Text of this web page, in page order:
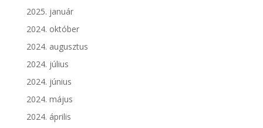
2025. január
2024. október
2024. augusztus
2024. július
2024. június
2024. május
2024. április